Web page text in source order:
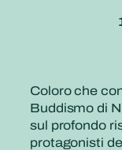
Coloro che
Buddismo di
sul profondo
protagonisti